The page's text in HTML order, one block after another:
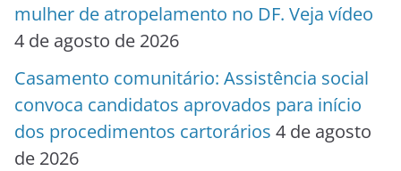
mulher de atropelamento no DF. Veja vídeo
4 de agosto de 2026
Casamento comunitário: Assistência social
convoca candidatos aprovados para início
dos procedimentos cartorários 4 de agosto
de 2026